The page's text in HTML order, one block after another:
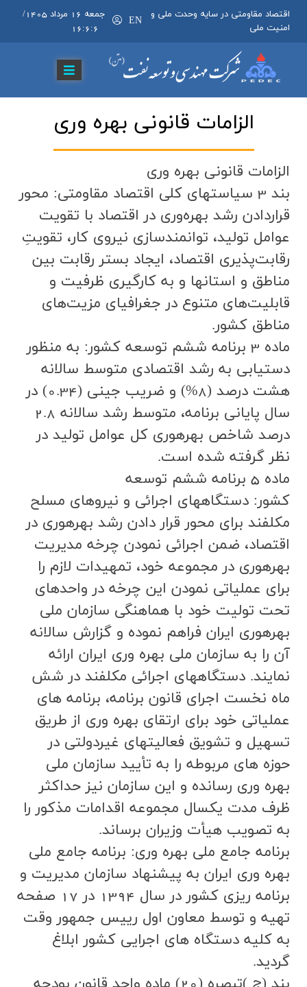
اقتصاد مقاومتی در سایه وحدت ملی و
امنیت ملی
EN جمعه 16 مرداد 1405
/
16:6:6
الزامات قانوني بهره وري
الزامات قانوني بهره وري
بند 3 سياستهای كلي اقتصاد مقاومتی: محور
قراردادن رشد بهره‌وري در اقتصاد با تقويت
عوامل توليد، توانمندسازي نيروي كار، تقويتِ
رقابت‌پذيري اقتصاد، ايجاد بستر رقابت بين
مناطق و استانها و به كارگيري ظرفيت و
قابليت‌هاي متنوع در جغرافياي مزيت‌هاي
مناطق كشور.
ماده 3 برنامه ششم توسعه کشور: به منظور
دستيابي به رشد اقتصادي متوسط سالانه
هشت درصد (8%) و ضريب جيني (0.34) در
سال پاياني برنامه، متوسط رشد سالانه 2.8
درصد شاخص بهرهوري كل عوامل توليد در
نظر گرفته شده است.
ماده 5 برنامه ششم توسعه
کشور: دستگاههاي اجرائي و نيروهاي مسلح
مکلفند براي محور قرار دادن رشد بهرهوري در
اقتصاد، ضمن اجرائي نمودن چرخه مديريت
بهرهوري در مجموعه خود، تمهيدات لازم را
براي عملياتي نمودن اين چرخه در واحدهاي
تحت توليت خود با هماهنگي سازمان ملي
بهرهوري ايران فراهم نموده و گزارش سالانه
آن را به سازمان ملي بهره وري ايران ارائه
نمايند. دستگاههاي اجرائي مكلفند در شش
ماه نخست اجراي قانون برنامه، برنامه هاي
عملياتي خود براي ارتقاي بهره وري از طريق
تسهيل و تشويق فعاليتهاي غيردولتي در
حوزه هاي مربوطه را به تأييد سازمان ملي
بهره وري رسانده و اين سازمان نيز حداكثر
ظرف مدت يكسال مجموعه اقدامات مذكور را
به تصويب هيأت وزيران برساند.
برنامه جامع ملی بهره وری: برنامه جامع ملي
بهره وري ايران به پيشنهاد سازمان مديريت و
برنامه ريزي كشور در سال 1394 در 17 صفحه
تهيه و توسط معاون اول رييس جمهور وقت
به كليه دستگاه هاي اجرايي كشور ابلاغ
گرديد.